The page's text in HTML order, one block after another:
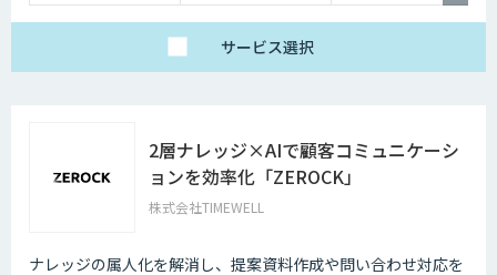
サービス選択
2層ナレッジ×AIで顧客コミュニケーシ
ョンを効率化「ZEROCK」
株式会社TIMEWELL
ナレッジの属人化を解消し、提案資料作成や問い合わせ対応を